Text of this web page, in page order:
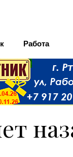
Работа